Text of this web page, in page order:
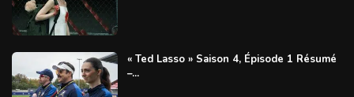
« Ted Lasso » Saison 4, Épisode 1 Résumé
–...